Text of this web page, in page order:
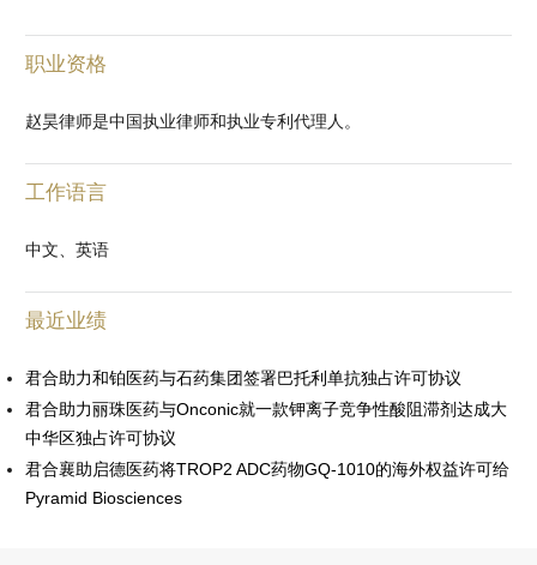
职业资格
赵昊律师是中国执业律师和执业专利代理人。
工作语言
中文、英语
最近业绩
君合助力和铂医药与石药集团签署巴托利单抗独占许可协议
君合助力丽珠医药与Onconic就一款钾离子竞争性酸阻滞剂达成大
中华区独占许可协议
君合襄助启德医药将TROP2 ADC药物GQ-1010的海外权益许可给
Pyramid Biosciences